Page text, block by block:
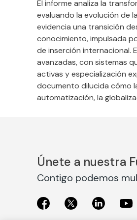
El informe analiza la
evaluando la evolución de
evidencia una transición
conocimiento, impulsada
de inserción internacional.
avanzadas, con sistemas
activas y especialización
documento dilucida cómo
automatización, la
Únete a nuestra
Contigo podemos